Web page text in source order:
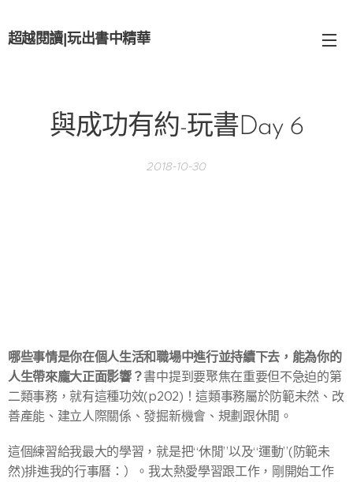
超越閱讀|玩出書中精華
與成功有約-玩書Day 6
2018-10-30
哪些事情是你在個人生活和職場中進行並持續下去，能為你的
人生帶來龐大正面影響？書中提到要聚焦在重要但不急迫的第
二類事務，就有這種功效(p202)！這類事務屬於防範未然、改
善產能、建立人際關係、發掘新機會、規劃跟休閒。
這個練習給我最大的學習，就是把“休閒”以及“運動”(防範未
然)排進我的行事曆：）。我太熱愛學習跟工作，剛開始工作